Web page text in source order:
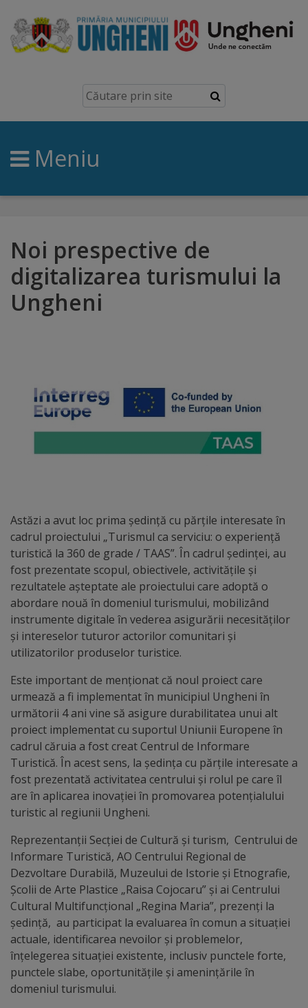
Ungheni
Prezentare
generală
Simbolurile
brand
Orașe
înfrățite
de
onoare
Deținători
„Merite
pentru
Ungheni”
Diplome
de
Ungheniul
turistic
Obiective
turistice
Sculpturi
(harta
sculpturilor)
Monumente
arhitecturale
Personalități
marcante
Meniu
Noi prespective de
digitalizarea turismului la
Ungheni
Astăzi a avut loc prima ședință cu părțile interesate în
cadrul proiectului „Turismul ca serviciu: o experiență
turistică la 360 de grade / TAAS”. În cadrul ședinței, au
fost prezentate scopul, obiectivele, activitățile și
rezultatele așteptate ale proiectului care adoptă o
abordare nouă în domeniul turismului, mobilizând
instrumente digitale în vederea asigurării necesităților
și intereselor tuturor actorilor comunitari și
utilizatorilor produselor turistice.
Este important de menționat că noul proiect care
urmează a fi implementat în municipiul Ungheni în
următorii 4 ani vine să asigure durabilitatea unui alt
proiect implementat cu suportul Uniunii Europene în
cadrul căruia a fost creat Centrul de Informare
Turistică. În acest sens, la ședința cu părțile interesate a
fost prezentată activitatea centrului și rolul pe care îl
are în aplicarea inovației în promovarea potențialului
turistic al regiunii Ungheni.
Reprezentanții Secției de Cultură și turism, Centrului de
Informare Turistică, AO Centrului Regional de
Dezvoltare Durabilă, Muzeului de Istorie și Etnografie,
Școlii de Arte Plastice „Raisa Cojocaru” și ai Centrului
Cultural Multifuncțional „Regina Maria”, prezenți la
ședință, au participat la evaluarea în comun a situației
actuale, identificarea nevoilor și problemelor,
înțelegerea situației existente, inclusiv punctele forte,
punctele slabe, oportunitățile și amenințările în
domeniul turismului.